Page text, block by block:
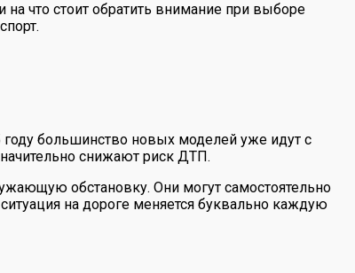
что стоит обратить внимание при выборе
большинство новых моделей уже идут с
снижают риск ДТП.
обстановку. Они могут самостоятельно
на дороге меняется буквально каждую